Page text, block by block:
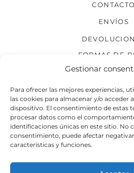
Gestionar
Para ofrecer las mejores experiencias,
las cookies para almacenar y/o acceder
dispositivo. El consentimiento de estas
procesar datos como el
identificaciones únicas en este sitio. No
consentimiento, puede afectar
características y funciones.
CONTACTO
ENVÍOS
FORMAS DE